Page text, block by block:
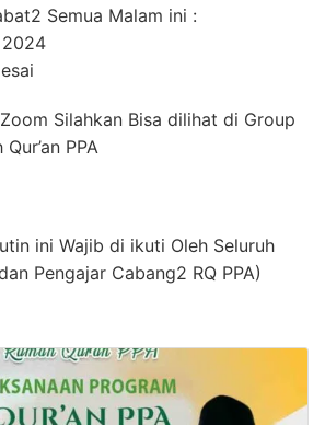
Semua Malam ini :
2024
Silahkan Bisa dilihat di Group
PPA
ini Wajib di ikuti Oleh Seluruh
Pengajar Cabang2 RQ PPA)